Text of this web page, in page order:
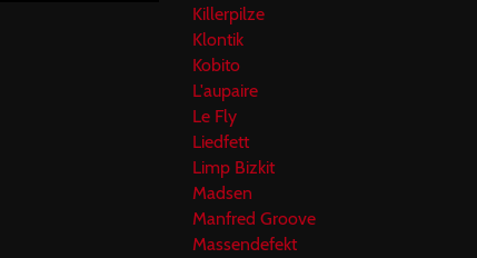
Killerpilze
Klontik
Kobito
L'aupaire
Le Fly
Liedfett
Limp Bizkit
Madsen
Manfred Groove
Massendefekt